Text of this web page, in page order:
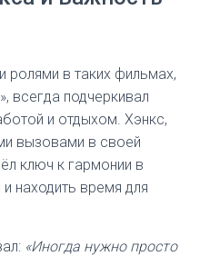
ролями в таких фильмах,
всегда подчеркивал
и отдыхом. Хэнкс,
вызовами в своей
ключ к гармонии в
находить время для
«Иногда нужно просто